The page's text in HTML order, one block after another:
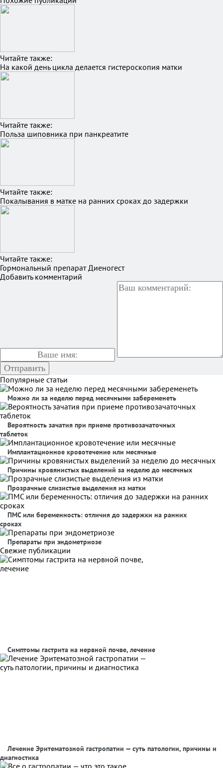
Читайте также:
На какой день цикла делается гистероскопия матки
Читайте также:
Польза шиповника при панкреатите
Читайте также:
Покалывания в матке на ранних сроках до задержки
Читайте также:
Гормональный препарат Диеногест
Добавить комментарий
Популярные статьи
Можно ли за неделю перед месячными забеременеть
Вероятность зачатия при приеме противозачаточных
таблеток
Имплантационное кровотечение или месячные
Причины кровянистых выделений за неделю до месячных
Прозрачные слизистые выделения из матки
ПМС или беременность: отличия до задержки на ранних
сроках
Препараты при эндометриозе
Свежие публикации
Симптомы гастрита на нервной почве, лечение
Лечение Эритематозной гастропатии — суть патологии, причины и
диагностика